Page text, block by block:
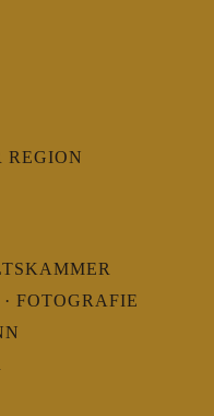
REGION
FOTOGRAFIE